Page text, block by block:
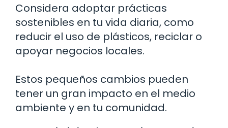
Considera adoptar prácticas
sostenibles en tu vida diaria, como
reducir el uso de plásticos, reciclar o
apoyar negocios locales.
Estos pequeños cambios pueden
tener un gran impacto en el medio
ambiente y en tu comunidad.